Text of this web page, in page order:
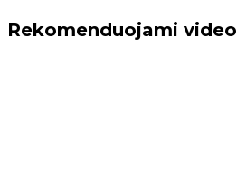
Rekomenduojami video